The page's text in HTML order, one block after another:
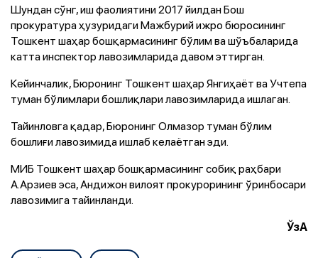
Шундан сўнг, иш фаолиятини 2017 йилдан Бош
прокуратура ҳузуридаги Мажбурий ижро бюросининг
Тошкент шаҳар бошқармасининг бўлим ва шўъбаларида
катта инспектор лавозимларида давом эттирган.
Кейинчалик, Бюронинг Тошкент шаҳар Янгиҳаёт ва Учтепа
туман бўлимлари бошлиқлари лавозимларида ишлаган.
Тайинловга қадар, Бюронинг Олмазор туман бўлим
бошлиғи лавозимида ишлаб келаётган эди.
МИБ Тошкент шаҳар бошқармасининг собиқ раҳбари
А.Арзиев эса, Андижон вилоят прокурорининг ўринбосари
лавозимига тайинланди.
ЎзА